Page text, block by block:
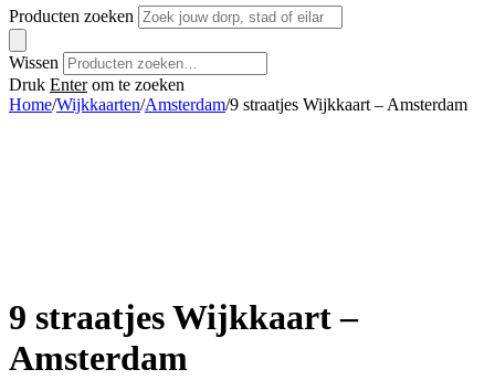
Producten zoeken
Wissen
Druk Enterom te zoeken
Home/Wijkkaarten/Amsterdam/9 straatjes Wijkkaart – Amsterdam
9 straatjes Wijkkaart –
Amsterdam